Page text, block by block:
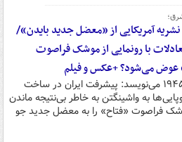
آمریکایی از «معضل جدید بایدن»/
با رونمایی از موشک فراصوت
عوض می‌شود؟ +عکس و فیلم
نشریه ۱۹۴۵ می‌نویسد: پیشرفت ایران در ساخت
به واشینگتن به خاطر بی‌نتیجه ماندن
فراصوت «فتاح» را به معضل جدید جو